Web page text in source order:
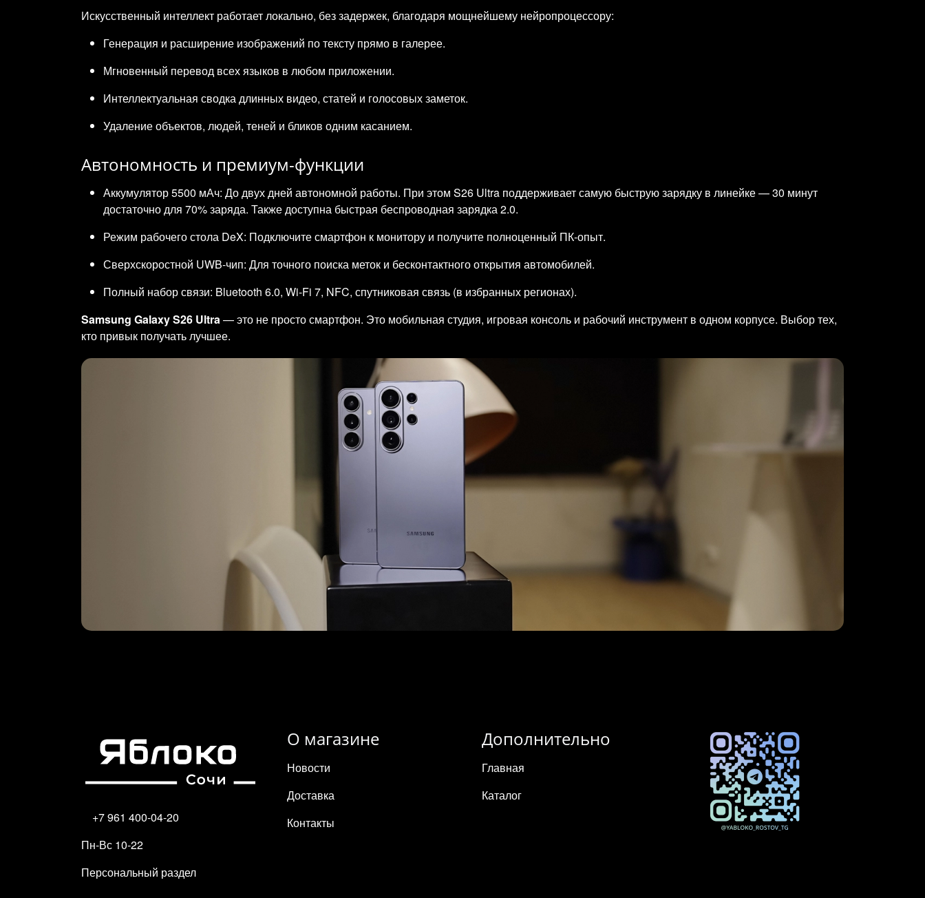
Искусственный интеллект работает локально, без задержек, благодаря мощнейшему нейропроцессору:
Генерация и расширение изображений по тексту прямо в галерее.
Мгновенный перевод всех языков в любом приложении.
Интеллектуальная сводка длинных видео, статей и голосовых заметок.
Удаление объектов, людей, теней и бликов одним касанием.
Автономность и премиум-функции
Аккумулятор 5500 мАч: До двух дней автономной работы. При этом S26 Ultra поддерживает самую быструю зарядку в линейке — 30 минут
достаточно для 70% заряда. Также доступна быстрая беспроводная зарядка 2.0.
Режим рабочего стола DeX: Подключите смартфон к монитору и получите полноценный ПК-опыт.
Сверхскоростной UWB-чип: Для точного поиска меток и бесконтактного открытия автомобилей.
Полный набор связи: Bluetooth 6.0, Wi-Fi 7, NFC, спутниковая связь (в избранных регионах).
Samsung Galaxy S26 Ultra— это не просто смартфон. Это мобильная студия, игровая консоль и рабочий инструмент в одном корпусе. Выбор тех,
кто привык получать лучшее.
О магазине
Новости
Доставка
Контакты
Дополнительно
Главная
Каталог
+7 961 400-04-20
Пн-Вс 10-22
Персональный раздел